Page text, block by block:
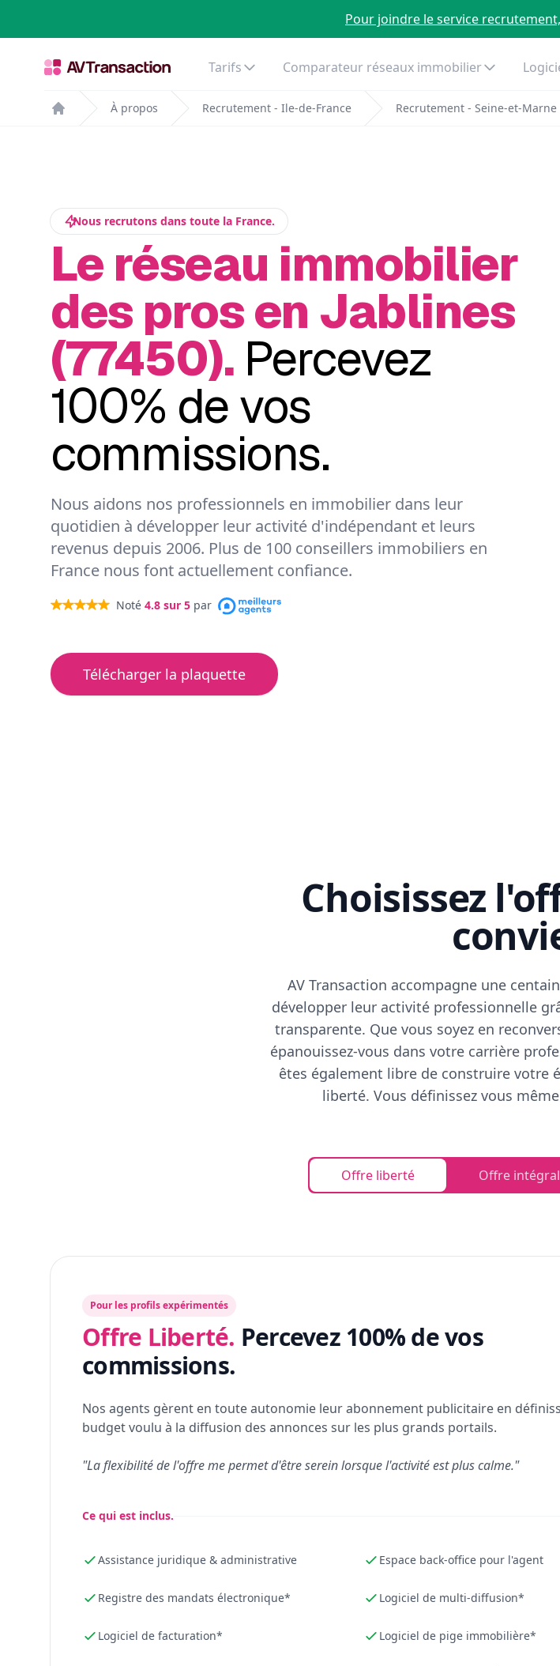
Pour joindre le service
Tarifs Comparateur réseaux immobilier
Home
À propos Recrutement - Ile-de-France Recrutement - Seine-et-Marne
Nous recrutons dans toute la France.
Le réseau immobilier
des pros en Jablines
(77450). Percevez
100% de vos
commissions.
Nous aidons nos professionnels en immobilier dans leur
quotidien à développer leur activité d'indépendant et leurs
revenus depuis 2006. Plus de 100 conseillers immobiliers en
France nous font actuellement confiance.
Noté 4.8 sur 5 par
Télécharger la plaquette
Choisissez
AV Transaction accompagne une
développer leur activité professionnelle
transparente. Que vous soyez en
épanouissez-vous dans votre carrière
êtes également libre de construire votre
liberté. Vous définissez vous
Offre liberté Offre
Pour les profils expérimentés
Offre Liberté. Percevez 100% de vos
commissions.
Nos agents gèrent en toute autonomie leur abonnement publicitaire en
budget voulu à la diffusion des annonces sur les plus grands portails.
"La flexibilité de l'offre me permet d'être serein lorsque l'activité est plus calme."
Ce qui est inclus.
Assistance juridique & administrative Espace back-office pour l'agent
Registre des mandats électronique* Logiciel de multi-diffusion*
Logiciel de facturation* Logiciel de pige immobilière*